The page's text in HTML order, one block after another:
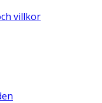
villkor